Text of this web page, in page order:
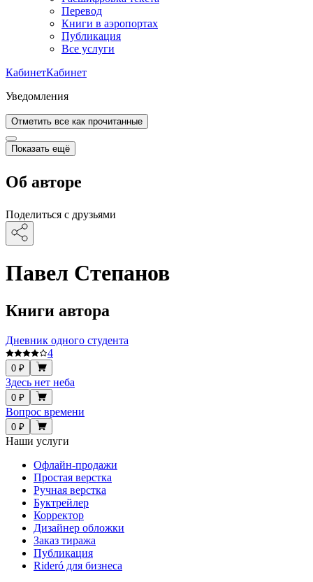
Перевод
Книги в аэропортах
Публикация
Все услуги
КабинетКабинет
Уведомления
Отметить все как прочитанные
Показать ещё
Об авторе
Поделиться с друзьями
Павел Степанов
Книги автора
Дневник одного студента
4
0 ₽
Здесь нет неба
0 ₽
Вопрос времени
0 ₽
Наши услуги
Офлайн-продажи
Простая верстка
Ручная верстка
Буктрейлер
Корректор
Дизайнер обложки
Заказ тиража
Публикация
Rideró для бизнеса